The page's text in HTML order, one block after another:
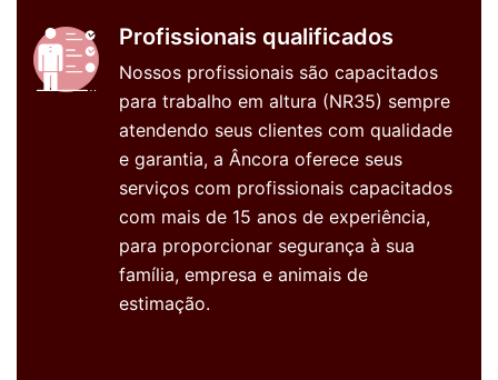
Profissionais qualificados
Nossos profissionais são capacitados
para trabalho em altura (NR35) sempre
atendendo seus clientes com qualidade
e garantia, a Âncora oferece seus
serviços com profissionais capacitados
com mais de 15 anos de experiência,
para proporcionar segurança à sua
família, empresa e animais de
estimação.